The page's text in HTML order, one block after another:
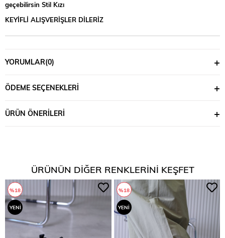
geçebilirsin Stil Kızı
KEYİFLİ ALIŞVERİŞLER DİLERİZ
YORUMLAR(0)
ÖDEME SEÇENEKLERI
ÜRÜN ÖNERILERI
ÜRÜNÜN DIĞER RENKLERINI KEŞFET
%18
YENI
ÜRÜN
%18
YENI
ÜRÜN